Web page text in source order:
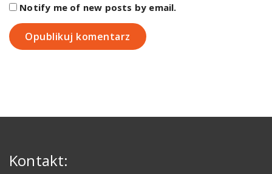
Notify me of new posts by email.
Kontakt: